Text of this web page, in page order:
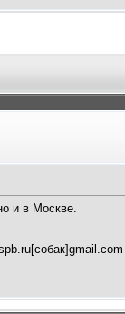
и в Москве.